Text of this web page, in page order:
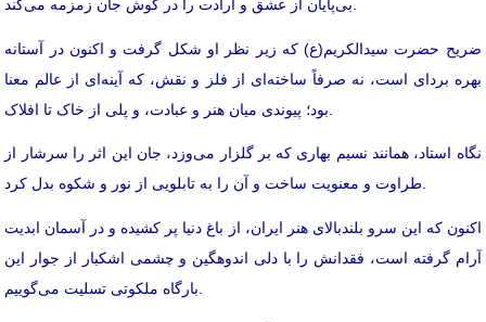
ضریح حضرت سیدالکریم(ع) که زیر نظر او شکل گرفت و اکنون در آستانه
بهره بردای است، نه صرفاً ساخته‌ای از فلز و نقش، که آینه‌ای از عالم معنا
نگاه استاد، همانند نسیم بهاری که بر گلزار می‌وزد، جان این اثر را سرشار از
طراوت و معنویت ساخت و آن را به تابلویی از نور و شکوه بدل کرد.
اکنون که این سرو بلندبالای هنر ایران، از باغ دنیا پر کشیده و در آسمان ابدیت
آرام گرفته است، فقدانش را با دلی اندوهگین و چشمی اشکبار از جوار این